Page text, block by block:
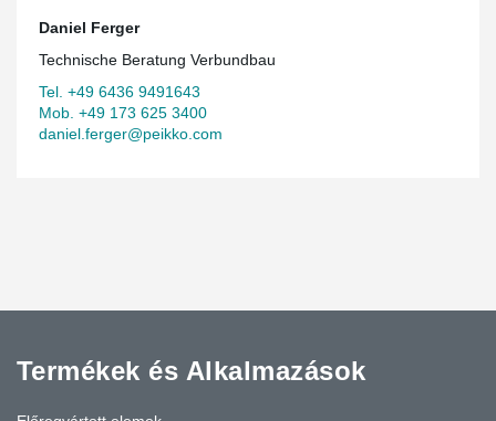
Daniel Ferger
Technische Beratung Verbundbau
Tel. +49 6436 9491643
Mob. +49 173 625 3400
daniel.ferger@peikko.com
Termékek és Alkalmazások